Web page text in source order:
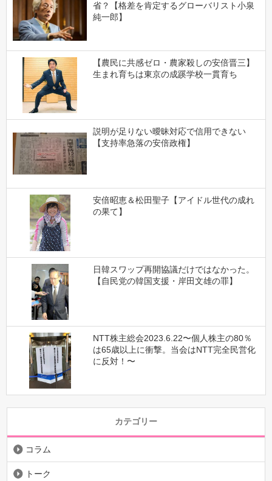
省？【格差を肯定するグローバリスト小泉
純一郎】
【農民に共感ゼロ・農家殺しの安倍晋三】
生まれ育ちは東京の成蹊学校一貫育ち
説明が足りない曖昧対応で信用できない
【支持率急落の安倍政権】
安倍昭恵＆松田聖子【アイドル世代の成れ
の果て】
日韓スワップ再開協議だけではなかった。
【自民党の韓国支援・岸田文雄の罪】
NTT株主総会2023.6.22〜個人株主の80％
は65歳以上に衝撃。当会はNTT完全民営化
に反対！〜
カテゴリー
コラム
トーク